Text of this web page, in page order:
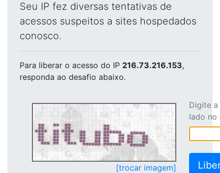
Seu IP fez diversas tentativas de
acessos suspeitos a sites hospedados
conosco.
Para liberar o acesso do IP 216.73.216.153,
responda ao desafio abaixo.
[trocar imagem]
Digite
lado no